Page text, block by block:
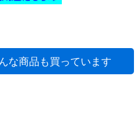
な商品も買っています